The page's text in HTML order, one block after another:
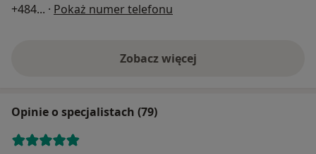
+484... · Pokaż numer telefonu
Zobacz więcej
Opinie o specjalistach (79)